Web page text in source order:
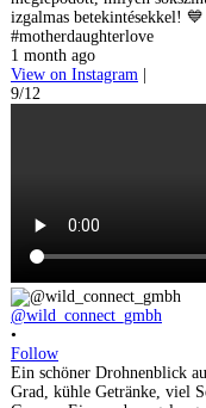
izgalmas betekintésekkel!
#motherdaughterlove
1 month ago
View on Instagram |
9/12
@wild_connect_gmbh
•
Follow
Ein schöner Drohnenblick
Grad, kühle Getränke, viel